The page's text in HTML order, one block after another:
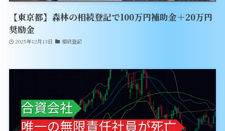
【東京都】森林の相続登記で100万円補助金＋20万円
奨励金
2025年12月13日 相続登記